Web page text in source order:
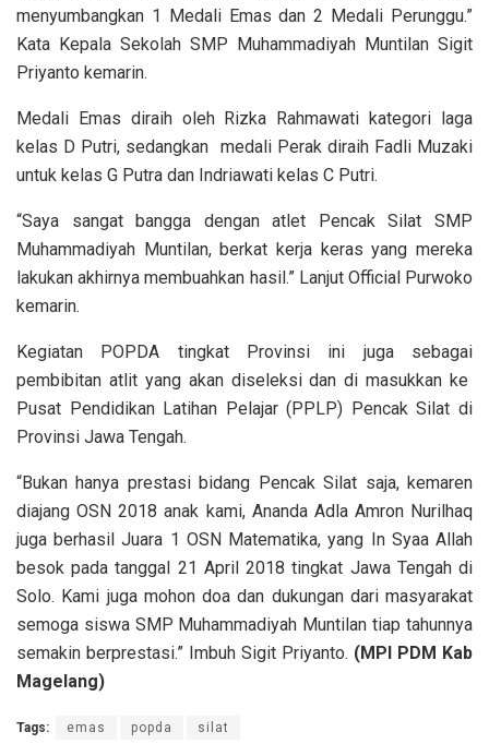
menyumbangkan 1 Medali Emas dan 2 Medali Perunggu.”
Kata Kepala Sekolah SMP Muhammadiyah Muntilan Sigit
Priyanto kemarin.
Medali Emas diraih oleh Rizka Rahmawati kategori laga
kelas D Putri, sedangkan medali Perak diraih Fadli Muzaki
untuk kelas G Putra dan Indriawati kelas C Putri.
“Saya sangat bangga dengan atlet Pencak Silat SMP
Muhammadiyah Muntilan, berkat kerja keras yang mereka
lakukan akhirnya membuahkan hasil.” Lanjut Official Purwoko
kemarin.
Kegiatan POPDA tingkat Provinsi ini juga sebagai
pembibitan atlit yang akan diseleksi dan di masukkan ke
Pusat Pendidikan Latihan Pelajar (PPLP) Pencak Silat di
Provinsi Jawa Tengah.
“Bukan hanya prestasi bidang Pencak Silat saja, kemaren
diajang OSN 2018 anak kami, Ananda Adla Amron Nurilhaq
juga berhasil Juara 1 OSN Matematika, yang In Syaa Allah
besok pada tanggal 21 April 2018 tingkat Jawa Tengah di
Solo. Kami juga mohon doa dan dukungan dari masyarakat
semoga siswa SMP Muhammadiyah Muntilan tiap tahunnya
semakin berprestasi.” Imbuh Sigit Priyanto. (MPI PDM Kab
Magelang)
Tags: emas popda silat